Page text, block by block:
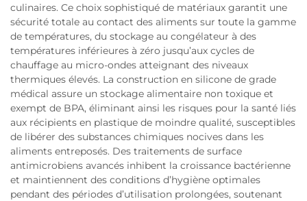
culinaires. Ce choix sophistiqué de matériaux garantit une
sécurité totale au contact des aliments sur toute la gamme
de températures, du stockage au congélateur à des
températures inférieures à zéro jusqu’aux cycles de
chauffage au micro-ondes atteignant des niveaux
thermiques élevés. La construction en silicone de grade
médical assure un stockage alimentaire non toxique et
exempt de BPA, éliminant ainsi les risques pour la santé liés
aux récipients en plastique de moindre qualité, susceptibles
de libérer des substances chimiques nocives dans les
aliments entreposés. Des traitements de surface
antimicrobiens avancés inhibent la croissance bactérienne
et maintiennent des conditions d’hygiène optimales
pendant des périodes d’utilisation prolongées, soutenant